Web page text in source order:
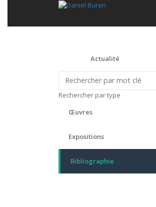
Actualité
Rechercher par type
Œuvres
Expositions
Bibliographie